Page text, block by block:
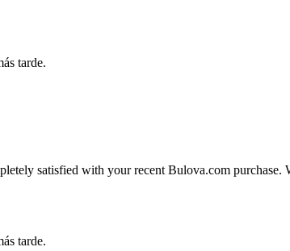
tarde.
satisfied with your recent Bulova.com
tarde.